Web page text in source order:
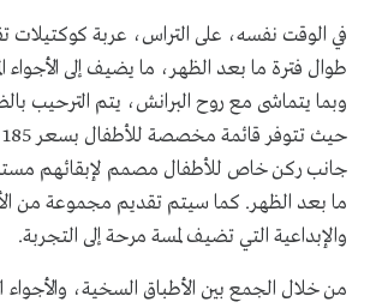
في الوقت نفسه، على التراس، عربة كوكتيلات
طوال فترة ما بعد الظهر، ما يضيف إلى الأجواء
وبما يتماشى مع روح البرانش، يتم الترحيب
جانب ركن خاص للأطفال مصمم لإبقائهم
ما بعد الظهر. كما سيتم تقديم مجموعة من
والإبداعية التي تضيف لمسة مرحة إلى التجربة.
من خلال الجمع بين الأطباق السخية، والأجواء